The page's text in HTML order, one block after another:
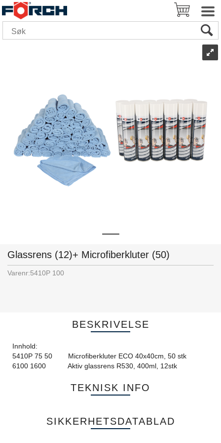
Glassrens (12)+ Microfiberkluter (50)
Varenr:5410P 100
BESKRIVELSE
Innhold:
5410P 75 50 Microfiberkluter ECO 40x40cm, 50 stk
6100 1600 Aktiv glassrens R530, 400ml, 12stk
TEKNISK INFO
SIKKERHETSDATABLAD